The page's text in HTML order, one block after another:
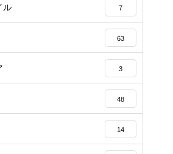
ル 7
63
3
48
14